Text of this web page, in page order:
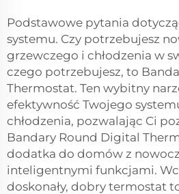
Podstawowe pytania
systemu. Czy potrzebujesz
grzewczego i chłodzenia w
czego potrzebujesz, to
Thermostat. Ten wybitny
efektywność Twojego
chłodzenia, pozwalając Ci
Bandary Round Digital
dodatka do domów z
inteligentnymi funkcjami.
doskonały, dobry termostat